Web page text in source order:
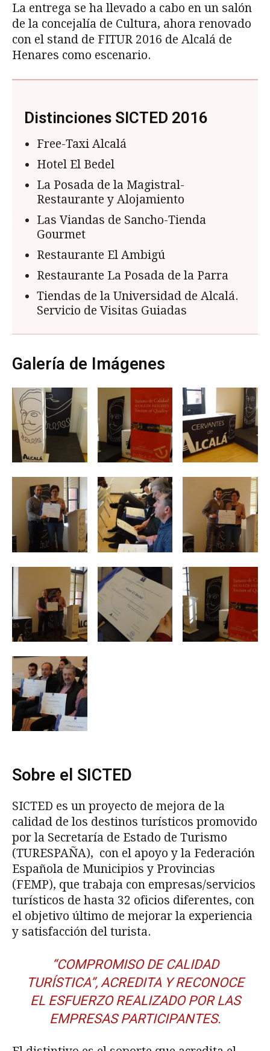
La entrega se ha llevado a cabo en un salón
de la concejalía de Cultura, ahora renovado
con el stand de FITUR 2016 de Alcalá de
Henares como escenario.
Distinciones SICTED 2016
Free-Taxi Alcalá
Hotel El Bedel
La Posada de la Magistral-
Restaurante y Alojamiento
Las Viandas de Sancho-Tienda
Gourmet
Restaurante El Ambigú
Restaurante La Posada de la Parra
Tiendas de la Universidad de Alcalá.
Servicio de Visitas Guiadas
Galería de Imágenes
Sobre el SICTED
SICTED es un proyecto de mejora de la
calidad de los destinos turísticos promovido
por la Secretaría de Estado de Turismo
(TURESPAÑA), con el apoyo y la Federación
Española de Municipios y Provincias
(FEMP), que trabaja con empresas/servicios
turísticos de hasta 32 oficios diferentes, con
el objetivo último de mejorar la experiencia
y satisfacción del turista.
“COMPROMISO DE CALIDAD
TURÍSTICA”, ACREDITA Y RECONOCE
EL ESFUERZO REALIZADO POR LAS
EMPRESAS PARTICIPANTES.